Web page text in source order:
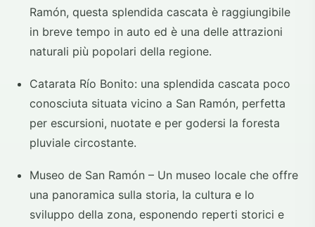
Ramón, questa splendida cascata è raggiungibile
in breve tempo in auto ed è una delle attrazioni
naturali più popolari della regione.
Catarata Río Bonito: una splendida cascata poco
conosciuta situata vicino a San Ramón, perfetta
per escursioni, nuotate e per godersi la foresta
pluviale circostante.
Museo de San Ramón – Un museo locale che offre
una panoramica sulla storia, la cultura e lo
sviluppo della zona, esponendo reperti storici e